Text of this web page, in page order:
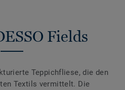
Fields
Teppichfliese, die den
Textils vermittelt. Die